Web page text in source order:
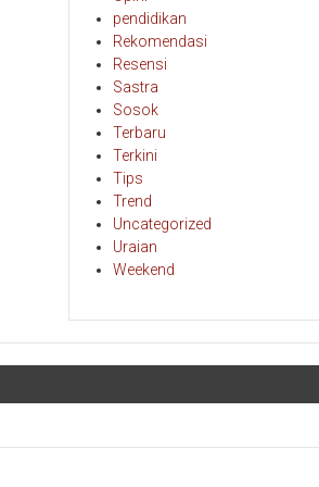
pendidikan
Rekomendasi
Resensi
Sastra
Sosok
Terbaru
Terkini
Tips
Trend
Uncategorized
Uraian
Weekend